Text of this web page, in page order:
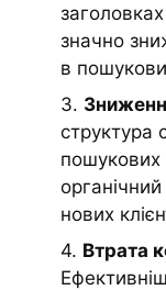
значно
в
3.
структура
нових
4. Втрата